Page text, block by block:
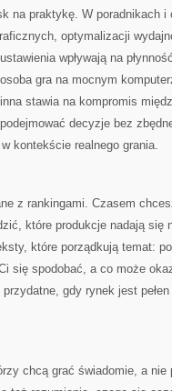
na praktykę. W poradnikach i
optymalizacji
wpływają na
gra na mocnym
stawia na kompromis
decyzje bez
kontekście realnego grania.
z rankingami. Czasem
które produkcje nadają się
które porządkują temat:
się spodobać, a co może
gdy rynek jest
chcą grać świadomie, a nie